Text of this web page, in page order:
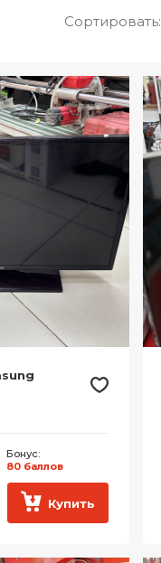
Сортировать:
Бонус:
80 баллов
Купить